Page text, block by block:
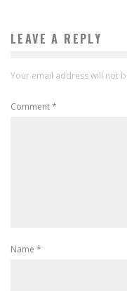
LEAVE A REPLY
Your email address will not
Comment*
Name *